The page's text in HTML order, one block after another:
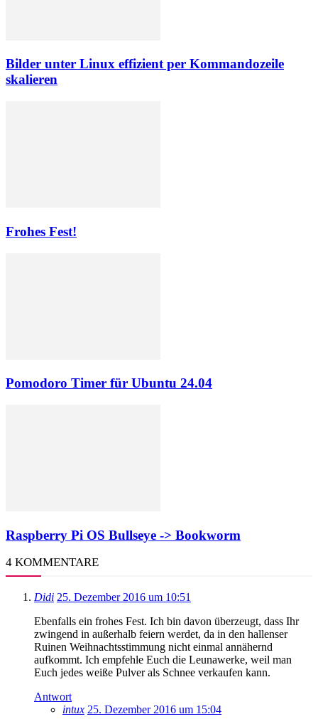
Bilder unter Linux effizient per Kommandozeile
skalieren
Frohes Fest!
Pomodoro Timer für Ubuntu 24.04
Raspberry Pi OS Bullseye -> Bookworm
4 KOMMENTARE
Didi 25. Dezember 2016 um 10:51
Ebenfalls ein frohes Fest. Ich bin davon überzeugt, dass Ihr
zwingend in außerhalb feiern werdet, da in den hallenser
Ruinen Weihnachtsstimmung nicht einmal annähernd
aufkommt. Ich empfehle Euch die Leunawerke, weil man
Euch jedes weiße Pulver als Schnee verkaufen kann.
Antwort
intux 25. Dezember 2016 um 15:04